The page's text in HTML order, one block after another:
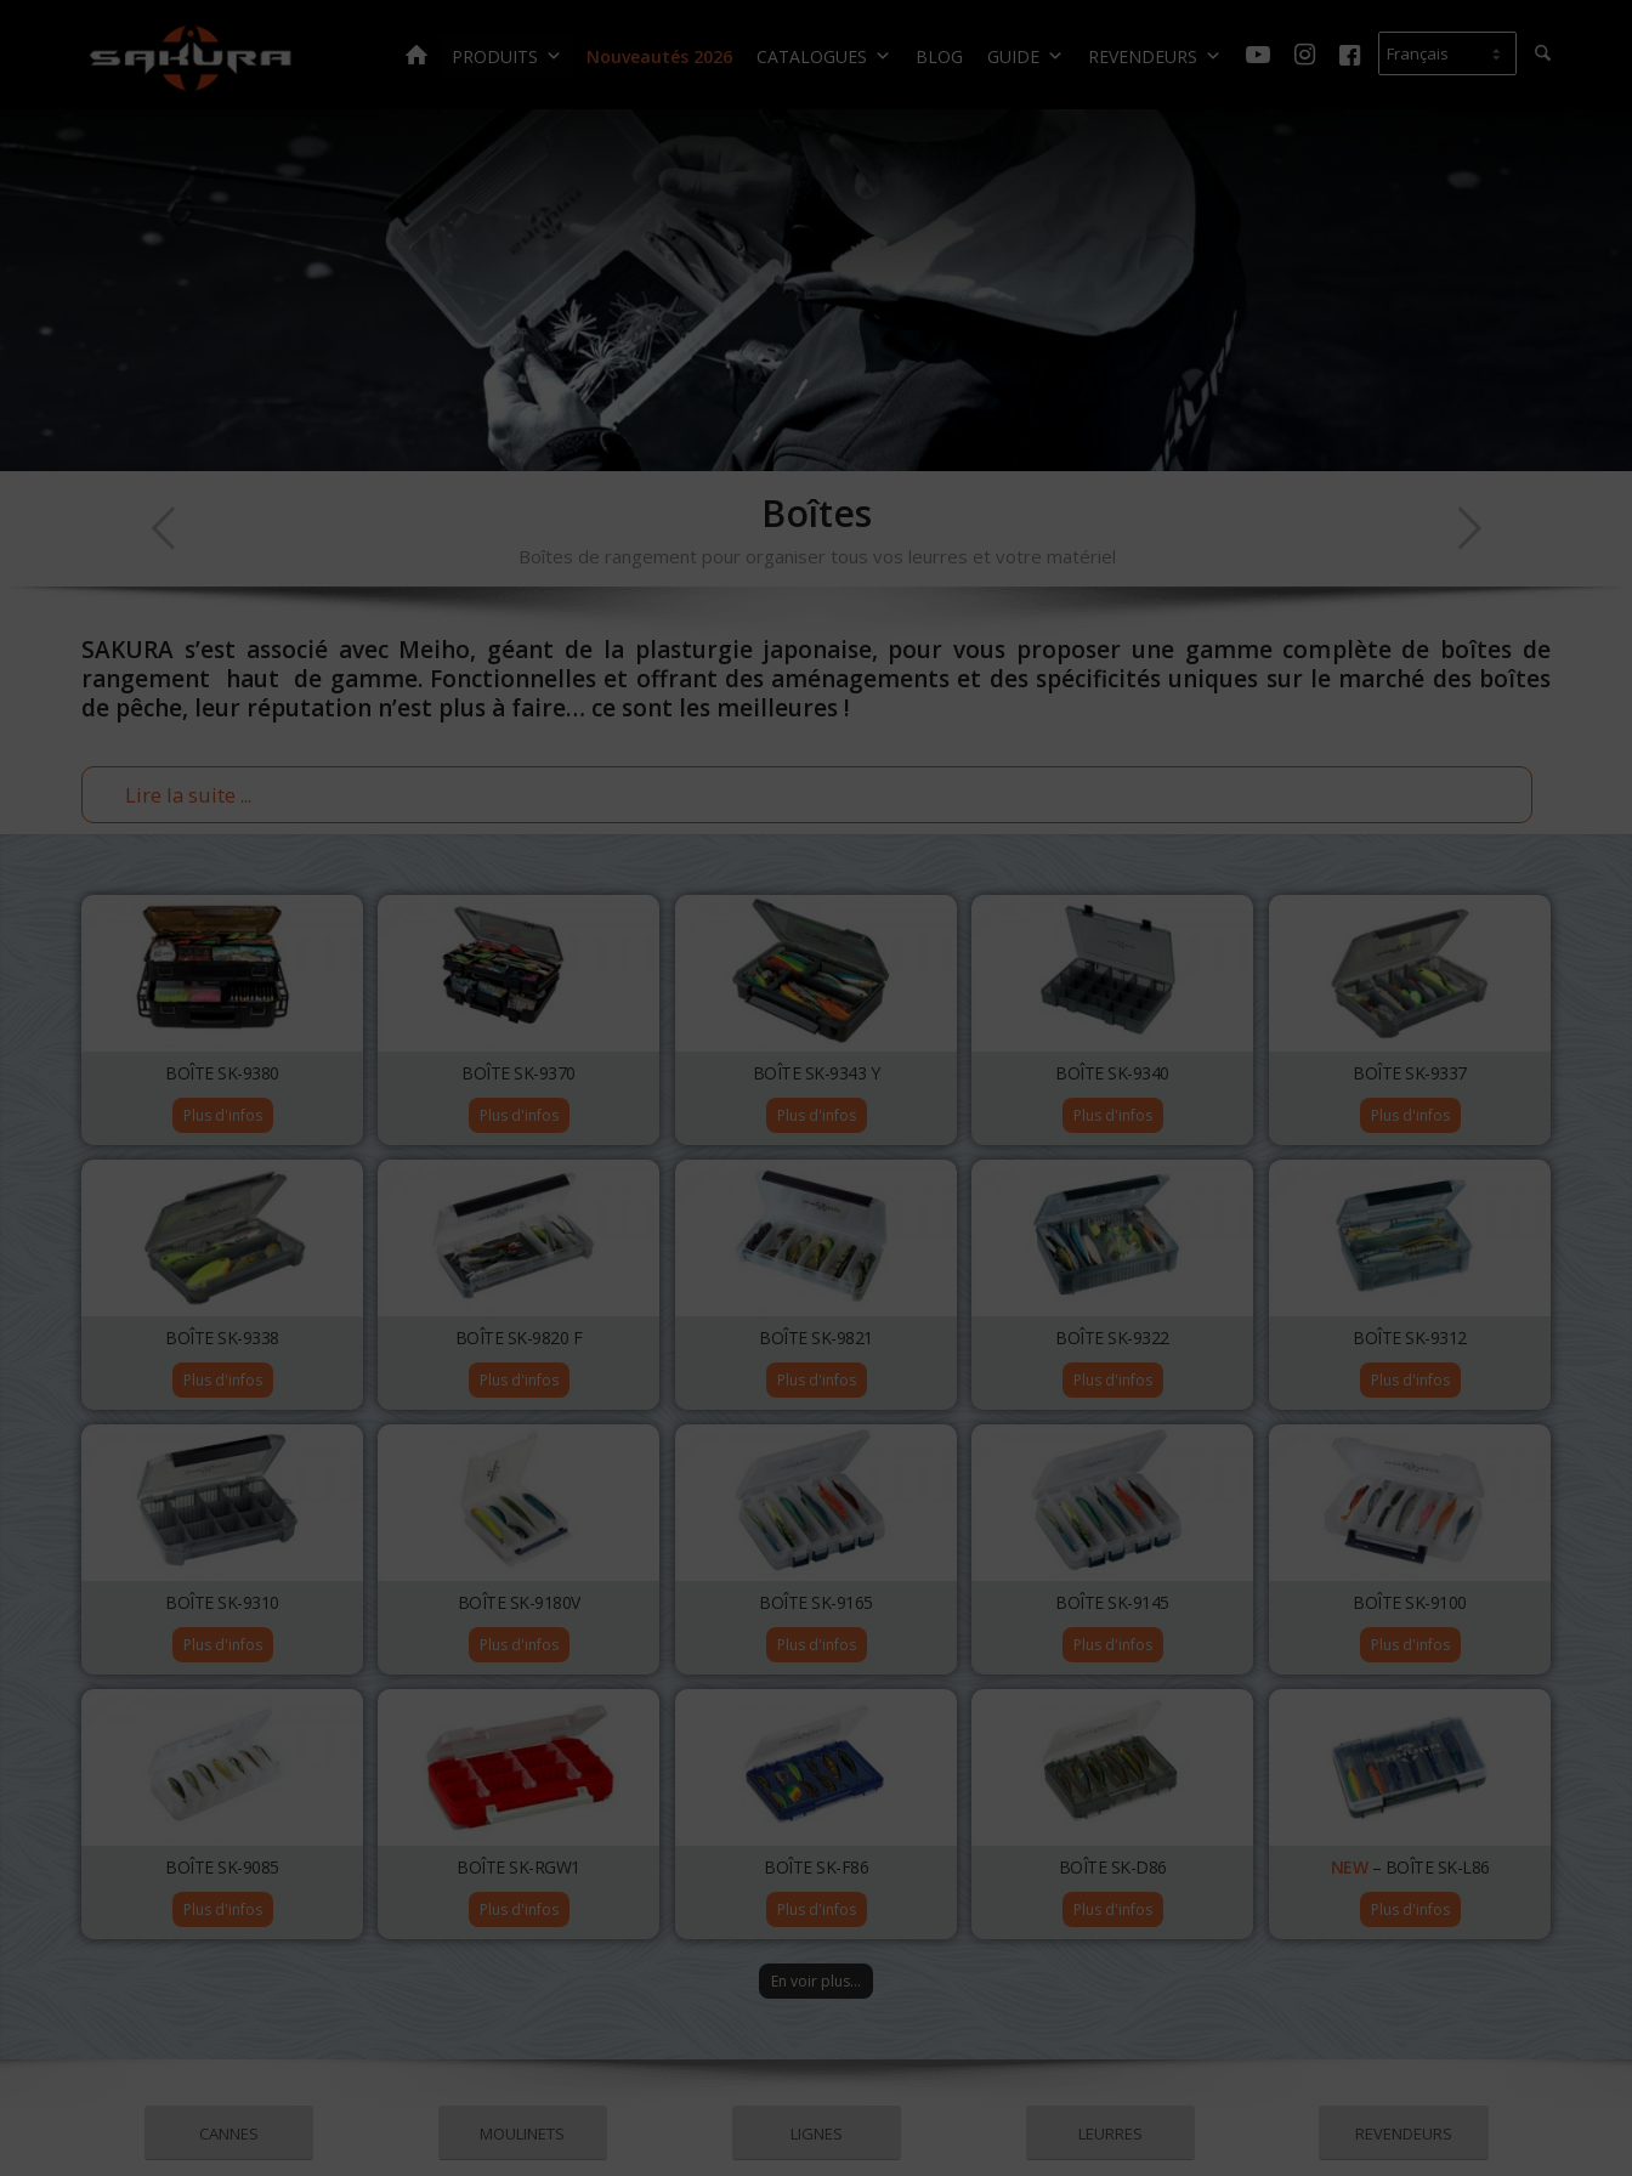
PRODUITS Nouveautés 2026 CATALOGUES BLOG GUIDE REVENDEURS
Boîtes
Boîtes de rangement pour organiser tous vos leurres et votre matériel
SAKURA s’est associé avec Meiho, géant de la plasturgie japonaise, pour vous proposer une gamme complète de boîtes de
rangement haut de gamme. Fonctionnelles et offrant des aménagements et des spécificités uniques sur le marché des boîtes
de pêche, leur réputation n’est plus à faire… ce sont les meilleures !
Lire la suite ...
BOÎTE SK-9380
Plus d'infos
BOÎTE SK-9370
Plus d'infos
BOÎTE SK-9343 Y
Plus d'infos
BOÎTE SK-9340
Plus d'infos
BOÎTE SK-9337
Plus d'infos
BOÎTE SK-9338
Plus d'infos
BOÎTE SK-9820 F
Plus d'infos
BOÎTE SK-9821
Plus d'infos
BOÎTE SK-9322
Plus d'infos
BOÎTE SK-9312
Plus d'infos
BOÎTE SK-9310
Plus d'infos
BOÎTE SK-9180V
Plus d'infos
BOÎTE SK-9165
Plus d'infos
BOÎTE SK-9145
Plus d'infos
BOÎTE SK-9100
Plus d'infos
BOÎTE SK-9085
Plus d'infos
BOÎTE SK-RGW1
Plus d'infos
BOÎTE SK-F86
Plus d'infos
BOÎTE SK-D86
Plus d'infos
NEW– BOÎTE SK-L86
Plus d'infos
En voir plus…
CANNES MOULINETS LIGNES LEURRES REVENDEURS